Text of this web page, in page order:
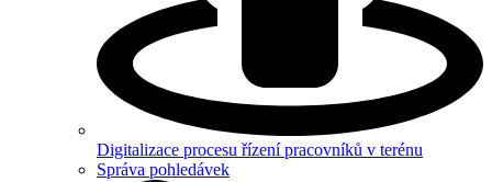
Digitalizace procesu řízení pracovníků v terénu
Správa pohledávek